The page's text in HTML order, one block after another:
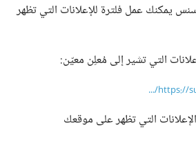
يمكنك عمل فلترة للإعلانات التي تظهر
التي تشير إلى مُعلِن معيّن:
https://
التي تظهر على موقعك